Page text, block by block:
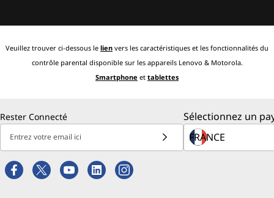
Veuillez trouver ci-dessous le lien vers les caractéristiques et les fonctionnalités du
contrôle parental disponible sur les appareils Lenovo & Motorola.
Smartphone et tablettes
Rester Connecté
Entrez votre email ici
Sélectionnez un